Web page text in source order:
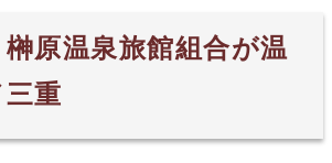
原温泉旅館組合が温
重